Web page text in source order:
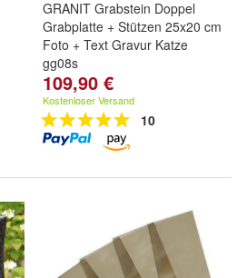
GRANIT Grabstein Doppel
Grabplatte + Stützen 25x20 cm
Foto + Text Gravur Katze
gg08s
109,90 €
Kostenloser Versand
10